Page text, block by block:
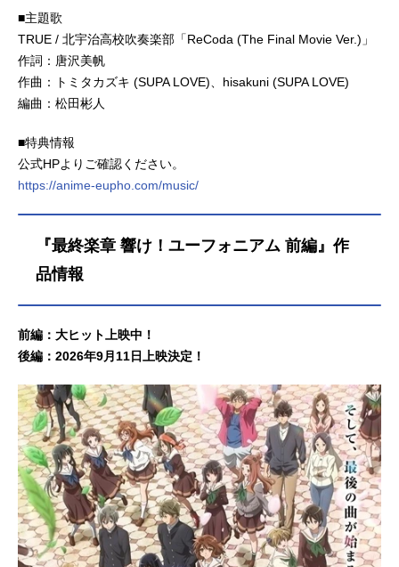
■主題歌
TRUE / 北宇治高校吹奏楽部「ReCoda (The Final Movie Ver.)」
作詞：唐沢美帆
作曲：トミタカズキ (SUPA LOVE)、hisakuni (SUPA LOVE)
編曲：松田彬人
■特典情報
公式HPよりご確認ください。
https://anime-eupho.com/music/
『最終楽章 響け！ユーフォニアム 前編』作
品情報
前編：大ヒット上映中！
後編：2026年9月11日上映決定！